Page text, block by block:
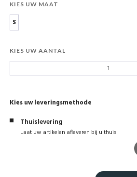
KIES UW MAAT
S
KIES UW AANTAL
Kies uw leveringsmethode
Thuislevering
Laat uw artikelen afleveren bij u thuis